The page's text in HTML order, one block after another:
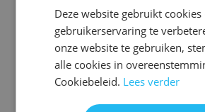
Voorraad nieuw vervangend : 3
De vervangende is een kopie van
precies dezelfde functies
maar een ander uiterlijk en is
model gemaakt en werkt ook
Deze website gebruikt
gebruikerservaring te
onze website te gebruiken,
alle cookies in
Cookiebeleid. Lees verder